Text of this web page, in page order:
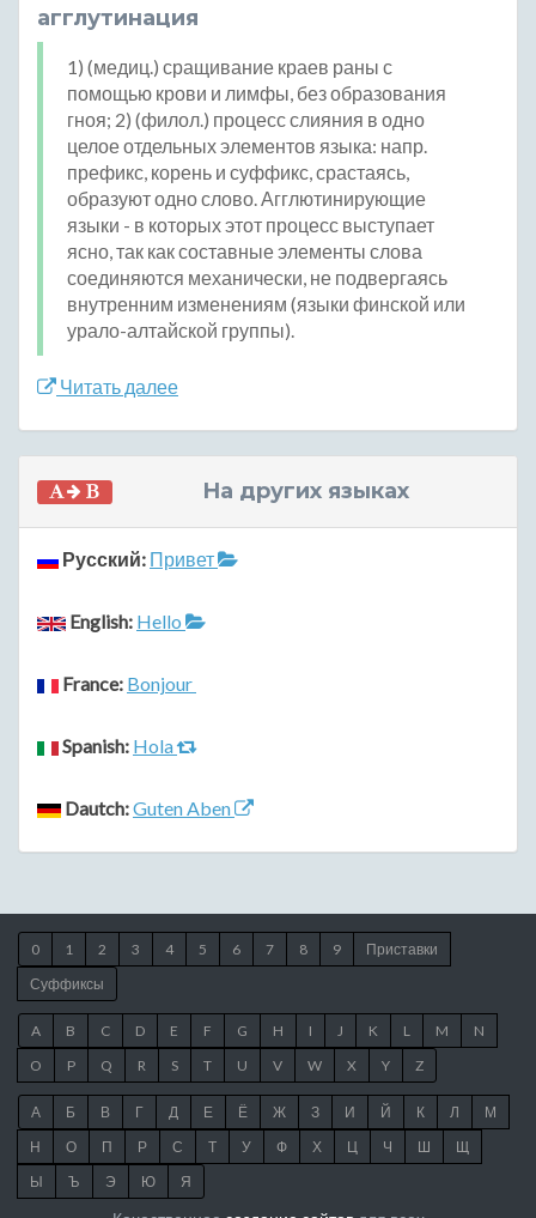
агглутинация
1) (медиц.) сращивание краев раны с
помощью крови и лимфы, без образования
гноя; 2) (филол.) процесс слияния в одно
целое отдельных элементов языка: напр.
префикс, корень и суффикс, срастаясь,
образуют одно слово. Агглютинирующие
языки - в которых этот процесс выступает
ясно, так как составные элементы слова
соединяются механически, не подвергаясь
внутренним изменениям (языки финской или
урало-алтайской группы).
Читать далее
На других языках
Русский: Привет
English: Hello
France: Bonjour
Spanish: Hola
Dautch:Guten Aben
0 1 2 3 4 5 6 7 8 9
Приставки
Суффиксы
A B C D E F G H I J K L M
N
O
P Q R S T U V W X Y Z
А Б В Г Д Е Ё Ж З И Й К Л
М
Н
О П Р С Т У Ф Х Ц Ч Ш
Щ
Ы
Ъ Э Ю Я